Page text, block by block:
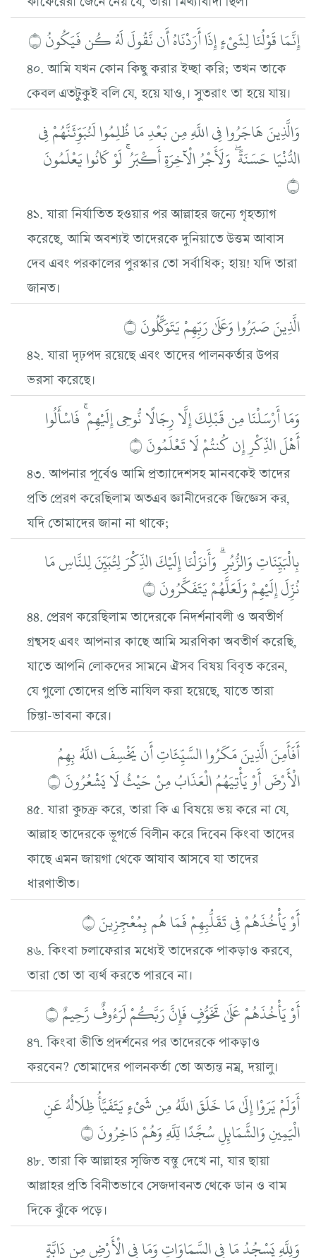
إِنَّمَا قَوْلُنَا لِشَيْءٍ إِذَا أَرَدْنَاهُ أَن نَّقُولَ لَهُ كُن فَيَكُونُ ۝
৪০. আমি যখন কোন কিছু করার ইচ্ছা করি; তখন তাকে
কেবল এতটুকুই বলি যে, হয়ে যাও,। সুতরাং তা হয়ে যায়।
وَالَّذِينَ هَاجَرُوا فِي اللَّهِ مِن بَعْدِ مَا ظُلِمُوا لَنُبَوِّئَنَّهُمْ فِي
الدُّنْيَا حَسَنَةً ۖ وَلَأَجْرُ الْآخِرَةِ أَكْبَرُ ۚ لَوْ كَانُوا يَعْلَمُونَ
۝
৪১. যারা নির্যাতিত হওয়ার পর আল্লাহর জন্যে গৃহত্যাগ
করেছে, আমি অবশ্যই তাদেরকে দুনিয়াতে উত্তম আবাস
দেব এবং পরকালের পুরস্কার তো সর্বাধিক; হায়! যদি তারা
জানত।
الَّذِينَ صَبَرُوا وَعَلَىٰ رَبِّهِمْ يَتَوَكَّلُونَ ۝
৪২. যারা দৃঢ়পদ রয়েছে এবং তাদের পালনকর্তার উপর
ভরসা করেছে।
وَمَا أَرْسَلْنَا مِن قَبْلِكَ إِلَّا رِجَالًا نُّوحِي إِلَيْهِمْ ۚ فَاسْأَلُوا
أَهْلَ الذِّكْرِ إِن كُنتُمْ لَا تَعْلَمُونَ ۝
৪৩. আপনার পূর্বেও আমি প্রত্যাদেশসহ মানবকেই তাদের
প্রতি প্রেরণ করেছিলাম অতএব জ্ঞানীদেরকে জিজ্ঞেস কর,
যদি তোমাদের জানা না থাকে;
بِالْبَيِّنَاتِ وَالزُّبُرِ ۗ وَأَنزَلْنَا إِلَيْكَ الذِّكْرَ لِتُبَيِّنَ لِلنَّاسِ مَا
نُزِّلَ إِلَيْهِمْ وَلَعَلَّهُمْ يَتَفَكَّرُونَ ۝
৪৪. প্রেরণ করেছিলাম তাদেরকে নিদর্শনাবলী ও অবতীর্ণ
গ্রন্থসহ এবং আপনার কাছে আমি স্মরণিকা অবতীর্ণ করেছি,
যাতে আপনি লোকদের সামনে ঐসব বিষয় বিবৃত করেন,
যে গুলো তোদের প্রতি নাযিল করা হয়েছে, যাতে তারা
চিন্তা-ভাবনা করে।
أَفَأَمِنَ الَّذِينَ مَكَرُوا السَّيِّئَاتِ أَن يَخْسِفَ اللَّهُ بِهِمُ
الْأَرْضَ أَوْ يَأْتِيَهُمُ الْعَذَابُ مِنْ حَيْثُ لَا يَشْعُرُونَ ۝
৪৫. যারা কুচক্র করে, তারা কি এ বিষয়ে ভয় করে না যে,
আল্লাহ তাদেরকে ভূগর্ভে বিলীন করে দিবেন কিংবা তাদের
কাছে এমন জায়গা থেকে আযাব আসবে যা তাদের
ধারণাতীত।
أَوْ يَأْخُذَهُمْ فِي تَقَلُّبِهِمْ فَمَا هُم بِمُعْجِزِينَ ۝
৪৬. কিংবা চলাফেরার মধ্যেই তাদেরকে পাকড়াও করবে,
তারা তো তা ব্যর্থ করতে পারবে না।
أَوْ يَأْخُذَهُمْ عَلَىٰ تَخَوُّفٍ فَإِنَّ رَبَّكُمْ لَرَءُوفٌ رَّحِيمٌ ۝
৪৭. কিংবা ভীতি প্রদর্শনের পর তাদেরকে পাকড়াও
করবেন? তোমাদের পালনকর্তা তো অত্যন্ত নম্র, দয়ালু।
أَوَلَمْ يَرَوْا إِلَىٰ مَا خَلَقَ اللَّهُ مِن شَيْءٍ يَتَفَيَّأُ ظِلَالُهُ عَنِ
الْيَمِينِ وَالشَّمَائِلِ سُجَّدًا لِّلَّهِ وَهُمْ دَاخِرُونَ ۝
৪৮. তারা কি আল্লাহর সৃজিত বস্তু দেখে না, যার ছায়া
আল্লাহর প্রতি বিনীতভাবে সেজদাবনত থেকে ডান ও বাম
দিকে ঝুঁকে পড়ে।
وَلِلَّهِ يَسْجُدُ مَا فِي السَّمَاوَاتِ وَمَا فِي الْأَرْضِ مِن دَابَّةٍ